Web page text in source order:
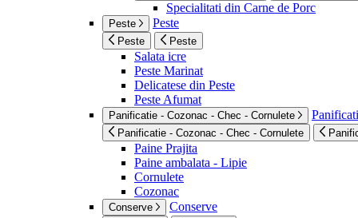
Specialitati din Carne de Porc
Peste Peste
Peste Peste
Salata icre
Peste Marinat
Delicatese din Peste
Peste Afumat
Panificatie - Cozonac - Chec - Cornulete
Panificatie - Cozonac - Chec - Cornulete
Paine Prajita
Paine ambalata - Lipie
Cornulete
Cozonac
Conserve Conserve